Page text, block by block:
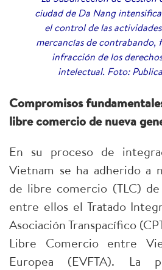
ciudad de Da Nang
el control de las
mercancías de contrabando,
infracción de los
intelectual. Foto:
Compromisos
libre comercio de nueva
En su proceso de
Vietnam se ha adherido a
de libre comercio (TLC)
entre ellos el Tratado
Asociación Transpacífico
Libre Comercio entre
Europea (EVFTA). La